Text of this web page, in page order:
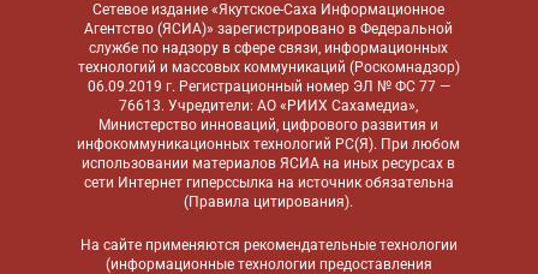
Сетевое издание «Якутское-Саха Информационное
Агентство (ЯСИА)» зарегистрировано в Федеральной
службе по надзору в сфере связи, информационных
технологий и массовых коммуникаций (Роскомнадзор)
06.09.2019 г. Регистрационный номер ЭЛ № ФС 77 —
76613. Учредители: АО «РИИХ Сахамедиа»,
Министерство инноваций, цифрового развития и
инфокоммуникационных технологий РС(Я). При любом
использовании материалов ЯСИА на иных ресурсах в
сети Интернет гиперссылка на источник обязательна
(Правила цитирования).
На сайте применяются рекомендательные технологии
(информационные технологии предоставления